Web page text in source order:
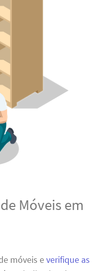
Móveis em
móveis everifique as